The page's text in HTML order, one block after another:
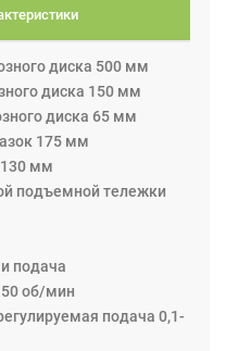
обрабатываемых
с двух сторон за один
выключатель
а также кнопка
при работе в
диска 500 мм
диска 150 мм
диска 65 мм
175 мм
мм
подъемной тележки
подача
об/мин
подача 0,1-